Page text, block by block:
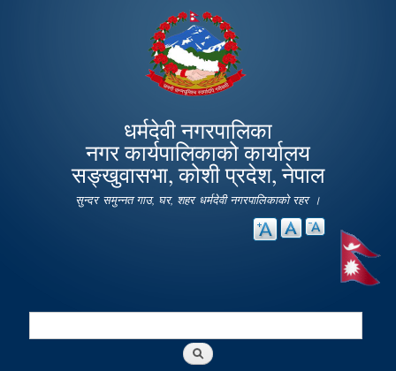
main
content
धर्मदेवी नगरपालिका
नगर कार्यपालिकाको कार्यालय
सङ्खुवासभा, कोशी प्रदेश, नेपाल
सुन्दर समुन्नत गाउ, घर, शहर धर्मदेवी नगरपालिकाको रहर ।
Search